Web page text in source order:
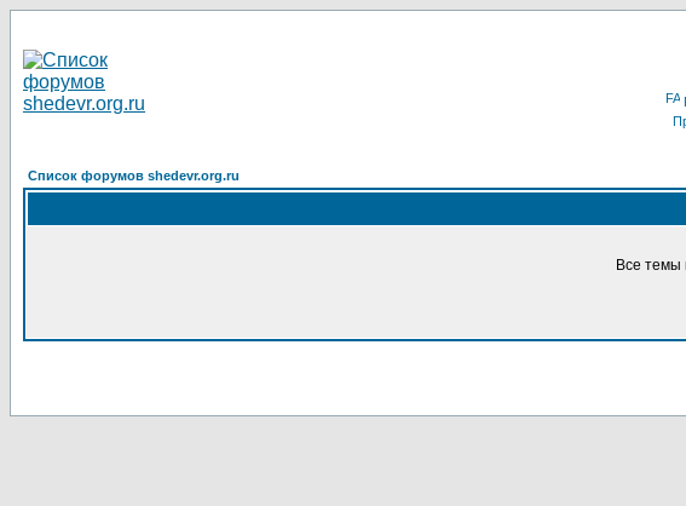
Список форумов shedevr.org.ru
Все темы